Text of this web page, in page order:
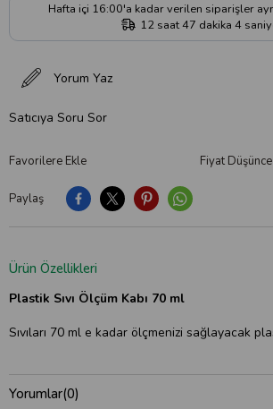
Paylaş
Favorilere Ekle Fiyat
Yorum Yaz
Satıcıya Soru Sor
Hafta içi 16:00'a kadar verilen siparişler
12 saat47 dakika 3
Ürün Özellikleri
Plastik Sıvı Ölçüm Kabı 70 ml
Sıvıları 70 ml e kadar ölçmenizi sağlayacak
Yorumlar(0)